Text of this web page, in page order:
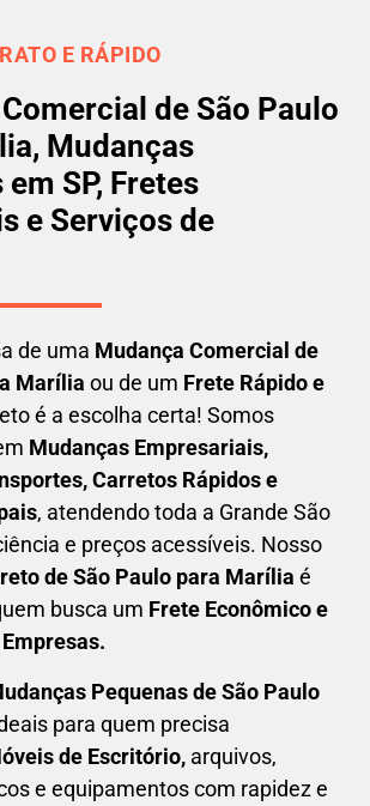
E RÁPIDO
de São Paulo
Mudanças
SP, Fretes
e Serviços de
de uma Mudança Comercial de
Marília ou de um Frete Rápido e
é a escolha certa! Somos
Mudanças Empresariais,
Carretos Rápidos e
, atendendo toda a Grande São
e preços acessíveis. Nosso
de São Paulo para Marília é
busca um Frete Econômico e
.
Pequenasde São Paulo
para quem precisa
de Escritório, arquivos,
e equipamentos com rapidez e